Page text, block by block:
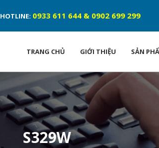
HOTLINE: 0933 611 644 & 0902 699 299
TRANG CHỦ GIỚI THIỆU SẢN
S329W